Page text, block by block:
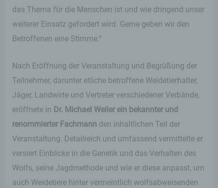
das Thema für die Menschen ist und wie dringend unser
weiterer Einsatz gefordert wird. Gerne geben wir den
Betroffenen eine Stimme.“
Nach Eröffnung der Veranstaltung und Begrüßung der
Teilnehmer, darunter etliche betroffene Weidetierhalter,
Jäger, Landwirte und Vertreter verschiedener Verbände,
eröffnete in Dr. Michael Weiler ein bekannter und
renommierter Fachmann den inhaltlichen Teil der
Veranstaltung. Detailreich und umfassend vermittelte er
versiert Einblicke in die Genetik und das Verhalten des
Wolfs, seine Jagdmethode und wie er diese anpasst, um
auch Weidetiere hinter vermeintlich wolfsabweisenden